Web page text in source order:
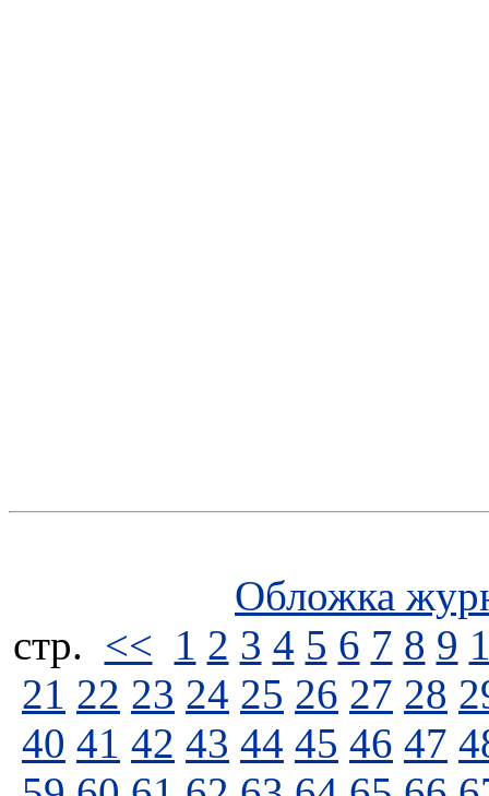
Обложка
стp. << 1 2 3 4 5 6 7 8 9
21 22 23 24 25 26 27 28
40 41 42 43 44 45 46 47